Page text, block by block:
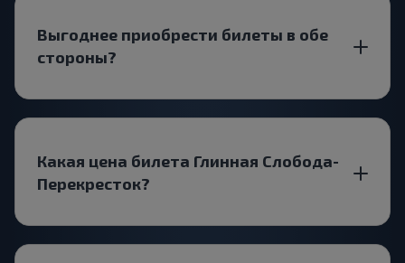
Выгоднее приобрести билеты в обе
стороны?
Какая цена билета Глинная Слобода-
Перекресток?